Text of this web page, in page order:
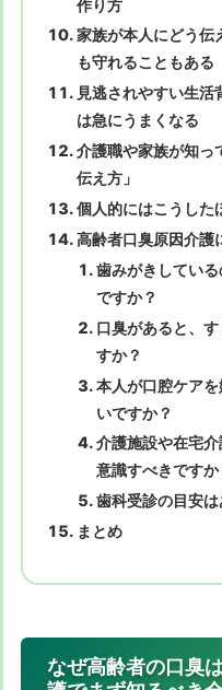
作り方
家族が本人にどう伝
も守れることもある
見逃されやすい生
は急にうまくなる
介護職や家族が知っ
伝え方」
個人的にはこうした
高齢者口臭原因介護
歯みがきしてい
ですか？
口臭があると、
すか？
本人が口腔ケア
いですか？
介護施設や在宅
意識すべきですか
歯科受診の目安は
まとめ
なぜ高齢者の口臭